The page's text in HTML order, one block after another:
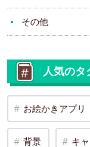
その他
人気のタ
お絵かきアプリ
背景 キ